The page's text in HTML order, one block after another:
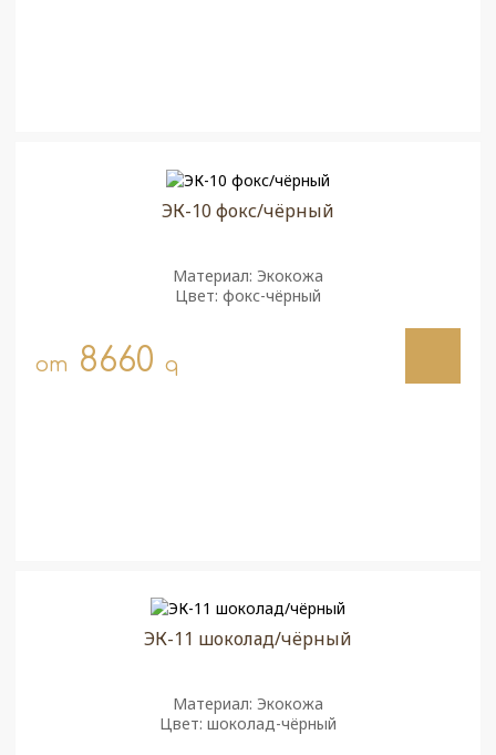
ЭК-10 фокс/чёрный
Материал: Экокожа
Цвет: фокс-чёрный
от 8660 q
ЭК-11 шоколад/чёрный
Материал: Экокожа
Цвет: шоколад-чёрный